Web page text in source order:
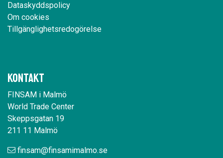
Dataskyddspolicy
Om cookies
Tillgänglighetsredogörelse
Kontakt
FINSAM i Malmö
World Trade Center
Skeppsgatan 19
211 11 Malmö
finsam@finsamimalmo.se